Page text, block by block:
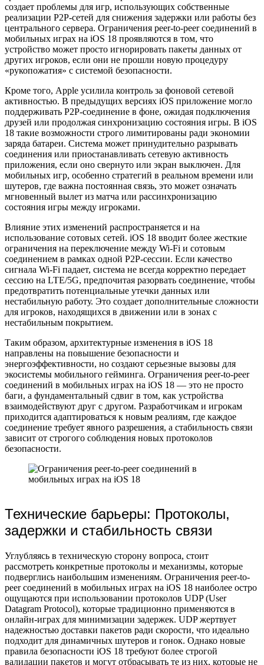
создает проблемы для игр, использующих собственные
реализации P2P-сетей для снижения задержки или работы без
центрального сервера. Ограничения peer-to-peer соединений в
мобильных играх на iOS 18 проявляются в том, что
устройство может просто игнорировать пакеты данных от
других игроков, если они не прошли новую процедуру
«рукопожатия» с системой безопасности.
Кроме того, Apple усилила контроль за фоновой сетевой
активностью. В предыдущих версиях iOS приложение могло
поддерживать P2P-соединение в фоне, ожидая подключения
друзей или продолжая синхронизацию состояния игры. В iOS
18 такие возможности строго лимитированы ради экономии
заряда батареи. Система может принудительно разрывать
соединения или приостанавливать сетевую активность
приложения, если оно свернуто или экран выключен. Для
мобильных игр, особенно стратегий в реальном времени или
шутеров, где важна постоянная связь, это может означать
мгновенный вылет из матча или рассинхронизацию
состояния игры между игроками.
Влияние этих изменений распространяется и на
использование сотовых сетей. iOS 18 вводит более жесткие
ограничения на переключение между Wi-Fi и сотовым
соединением в рамках одной P2P-сессии. Если качество
сигнала Wi-Fi падает, система не всегда корректно передает
сессию на LTE/5G, предпочитая разорвать соединение, чтобы
предотвратить потенциальные утечки данных или
нестабильную работу. Это создает дополнительные сложности
для игроков, находящихся в движении или в зонах с
нестабильным покрытием.
Таким образом, архитектурные изменения в iOS 18
направлены на повышение безопасности и
энергоэффективности, но создают серьезные вызовы для
экосистемы мобильного гейминга. Ограничения peer-to-peer
соединений в мобильных играх на iOS 18 — это не просто
баги, а фундаментальный сдвиг в том, как устройства
взаимодействуют друг с другом. Разработчикам и игрокам
приходится адаптироваться к новым реалиям, где каждое
соединение требует явного разрешения, а стабильность связи
зависит от строгого соблюдения новых протоколов
безопасности.
Технические барьеры: Протоколы,
задержки и стабильность связи
Углубляясь в техническую сторону вопроса, стоит
рассмотреть конкретные протоколы и механизмы, которые
подверглись наибольшим изменениям. Ограничения peer-to-
peer соединений в мобильных играх на iOS 18 наиболее остро
ощущаются при использовании протоколов UDP (User
Datagram Protocol), которые традиционно применяются в
онлайн-играх для минимизации задержек. UDP жертвует
надежностью доставки пакетов ради скорости, что идеально
подходит для динамичных шутеров и гонок. Однако новые
правила безопасности iOS 18 требуют более строгой
валидации пакетов и могут отбрасывать те из них, которые не